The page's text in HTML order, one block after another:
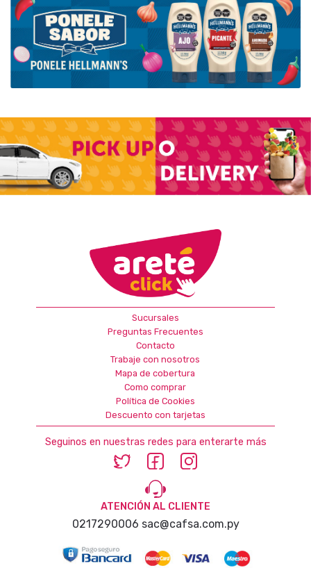
Sucursales
Preguntas Frecuentes
Contacto
Trabaje con nosotros
Mapa de cobertura
Como comprar
Política de Cookies
Descuento con tarjetas
Seguinos en nuestras redes para enterarte más
ATENCIÓN AL CLIENTE
0217290006 sac@cafsa.com.py